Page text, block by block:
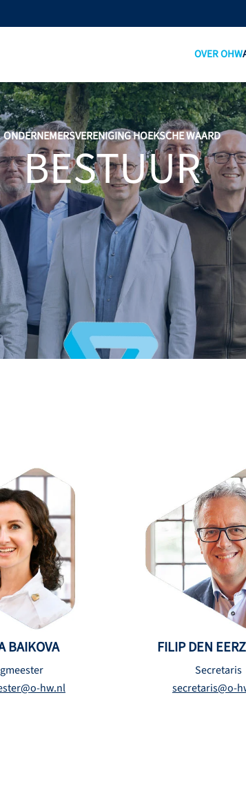
OVER OHW
ONDERNEMERSVERENIGING HOEKSCHE WAARD
BESTUUR
BAIKOVA
hw.nl
FILIP DEN
Secretaris
secretaris@o-